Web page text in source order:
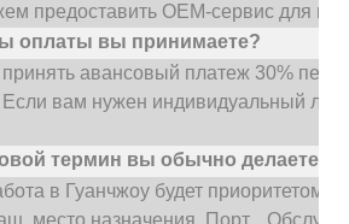
предоставить OEM-сервис для
оплаты вы принимаете?
авансовый платеж 30%
Если вам нужен индивидуальный
термин вы обычно делаете?
в Гуанчжоу будет приоритетом,
место назначения Порт,